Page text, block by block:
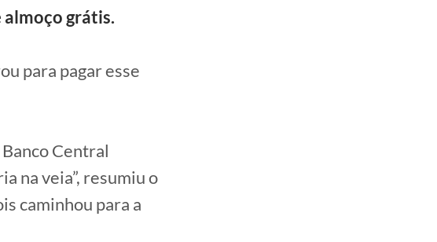
grátis.
para pagar esse
Central
na veia”, resumiu o
caminhou para a